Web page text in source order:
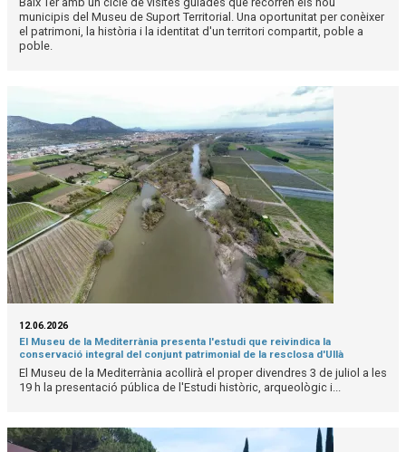
municipis del Museu de Suport Territorial. Una oportunitat per conèixer
el patrimoni, la història i la identitat d'un territori compartit, poble a
poble.
12.06.2026
El Museu de la Mediterrània presenta l'estudi que reivindica la
conservació integral del conjunt patrimonial de la resclosa d'Ullà
El Museu de la Mediterrània acollirà el proper divendres 3 de juliol a les
19 h la presentació pública de l'Estudi històric, arqueològic i...